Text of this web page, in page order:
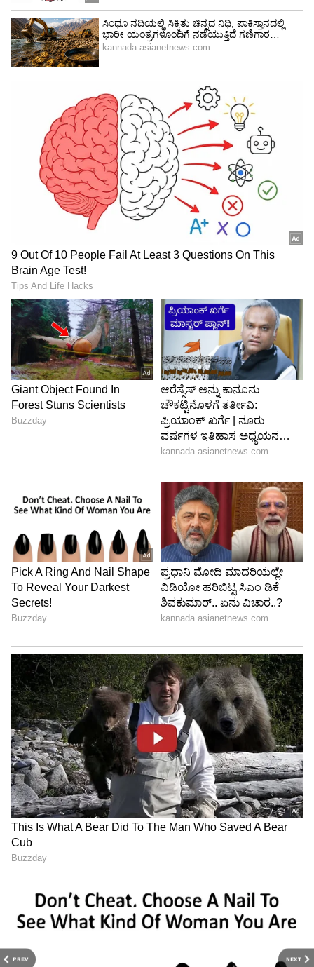
PREV NEXT
SOCIAL MEDIA
ಮಕರ ರಾಶಿ
ಮಕರ ರಾಶಿಯಲ್ಲಿ ಜನಿಸಿದ ಜನರಿಗೆ ಈ ಅವಧಿಯಲ್ಲಿ ಅದೃಷ್ಟ
ಸಿಗುತ್ತದೆ. ಈ ಅವಧಿಯು ವಿದ್ಯಾರ್ಥಿಗಳಿಗೆ ತುಂಬಾ
ಅನುಕೂಲಕರವಾಗಿರುತ್ತದೆ. ಕಾರ್ಮಿಕ ವರ್ಗದ ಜನರು ಕೆಲಸದ
ನಿಮಿತ್ತ ದೂರದ ಪ್ರಯಾಣ ಮಾಡಬೇಕಾಗಬಹುದು. ಧಾರ್ಮಿಕ
ಚಟುವಟಿಕೆಗಳಲ್ಲಿ ನಿಮ್ಮ ಆಸಕ್ತಿ ಹೆಚ್ಚಾಗುತ್ತದೆ. ಆರೋಗ್ಯದ
ಬಗ್ಗೆ ಚಿಂತಿಸುವ ಅಗತ್ಯವಿಲ್ಲ.
5
5
ಮೀನ ರಾಶಿಯವರಿಗೆ ಜುಲೈ ತಿಂಗಳು ತುಂಬಾ
ಅನುಕೂಲಕರವಾಗಿರಲಿದೆ. ಈ ಅವಧಿಯಲ್ಲಿ ನೀವು ಹೊಸ
ಉದ್ಯೋಗವನ್ನು ಹುಡುಕುತ್ತಿದ್ದರೆ, ನಿಮಗೆ ಉತ್ತಮ ಉದ್ಯೋಗ
ಸಿಗುತ್ತದೆ. ಕೆಲಸದಲ್ಲಿ ನಿಮ್ಮ ಪ್ರಭಾವ ಗೋಚರಿಸುತ್ತದೆ. ಹಳೆಯ
ಸಾಲಗಳಿಂದ ಮುಕ್ತರಾಗುತ್ತೀರಿ. ಅಲ್ಲದೆ, ಸ್ನೇಹಿತರ ಸಹಕಾರವು
ನಿಮಗೆ ಅಮೂಲ್ಯವಾಗಿರುತ್ತದೆ.
LATEST VIDEOS